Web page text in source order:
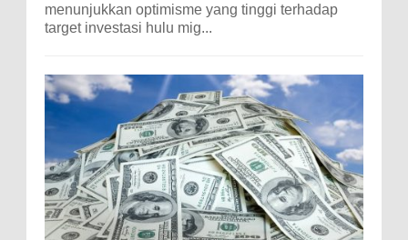
menunjukkan optimisme yang tinggi terhadap
target investasi hulu mig...